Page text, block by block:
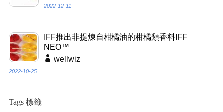
2022-12-11
IFF推出非提煉自柑橘油的柑橘類香料IFF
NEO™
wellwiz
2022-10-25
Tags 標籤